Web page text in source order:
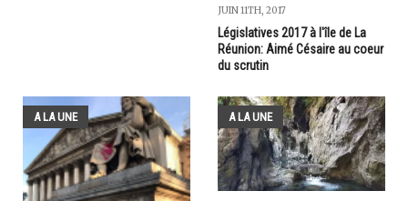
JUIN 11TH, 2017
Législatives 2017 à l'île de La
Réunion: Aimé Césaire au coeur
du scrutin
A LA UNE A LA UNE